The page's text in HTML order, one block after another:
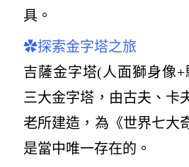
具。
✿探索金字塔之旅
吉薩金字塔(人面獅身像
三大金字塔，由古夫、卡
老所建造，為《世界七大
是當中唯一存在的。